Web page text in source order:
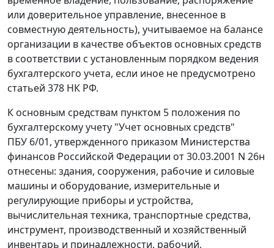
или доверительное управление, внесенное в
совместную деятельность), учитываемое на балансе
организации в качестве объектов основных средств
в соответствии с установленным порядком ведения
бухгалтерского учета, если иное не предусмотрено
статьей 378 НК РФ.
К основным средствам пунктом 5 положения по
бухгалтерскому учету "Учет основных средств"
ПБУ 6/01, утвержденного приказом Министерства
финансов Российской Федерации от 30.03.2001 N 26н
отнесены: здания, сооружения, рабочие и силовые
машины и оборудование, измерительные и
регулирующие приборы и устройства,
вычислительная техника, транспортные средства,
инструмент, производственный и хозяйственный
инвентарь и принадлежности, рабочий,